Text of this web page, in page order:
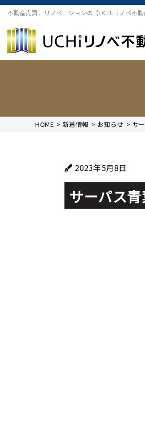
不動産売買、リノベーションの【UCHIリノベ不
HOME > 新着情報 > お知らせ > サ
2023年5月8日
サーパス